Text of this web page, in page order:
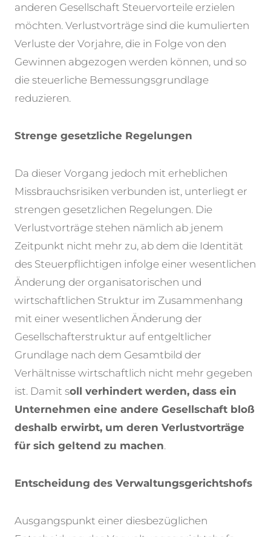
anderen Gesellschaft Steuervorteile erzielen
möchten. Verlustvorträge sind die kumulierten
Verluste der Vorjahre, die in Folge von den
Gewinnen abgezogen werden können, und so
die steuerliche Bemessungsgrundlage
reduzieren.
Strenge gesetzliche Regelungen
Da dieser Vorgang jedoch mit erheblichen
Missbrauchsrisiken verbunden ist, unterliegt er
strengen gesetzlichen Regelungen. Die
Verlustvorträge stehen nämlich ab jenem
Zeitpunkt nicht mehr zu, ab dem die Identität
des Steuerpflichtigen infolge einer wesentlichen
Änderung der organisatorischen und
wirtschaftlichen Struktur im Zusammenhang
mit einer wesentlichen Änderung der
Gesellschafterstruktur auf entgeltlicher
Grundlage nach dem Gesamtbild der
Verhältnisse wirtschaftlich nicht mehr gegeben
ist. Damit soll verhindert werden, dass ein
Unternehmen eine andere Gesellschaft bloß
deshalb erwirbt, um deren Verlustvorträge
für sich geltend zu machen.
Entscheidung des Verwaltungsgerichtshofs
Ausgangspunkt einer diesbezüglichen